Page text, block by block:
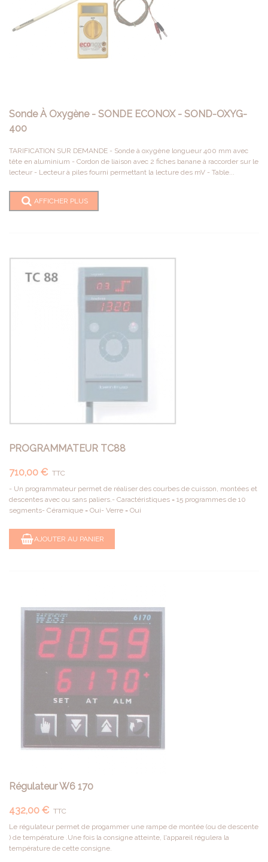
Sonde À Oxygène - SONDE ECONOX - SOND-OXYG-
400
TARIFICATION SUR DEMANDE - Sonde à oxygène longueur 400 mm avec
tête en aluminium - Cordon de liaison avec 2 fiches banane à raccorder sur le
lecteur - Lecteur à piles fourni permettant la lecture des mV - Table...
AFFICHER PLUS
PROGRAMMATEUR TC88
710,00 € TTC
- Un programmateur permet de réaliser des courbes de cuisson, montées et
descentes avec ou sans paliers.- Caractéristiques = 15 programmes de 10
segments- Céramique = Oui- Verre = Oui
AJOUTER AU PANIER
Régulateur W6 170
432,00 € TTC
Le régulateur permet de progammer une rampe de montée (ou de descente
) de température .Une fois la consigne atteinte, l'appareil régulera la
température de cette consigne.